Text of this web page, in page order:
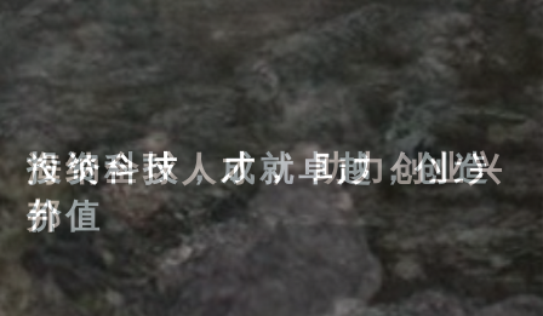
海纳全球人才， 助力创业兴
邦
投资科技，成就卓越，创造
价值